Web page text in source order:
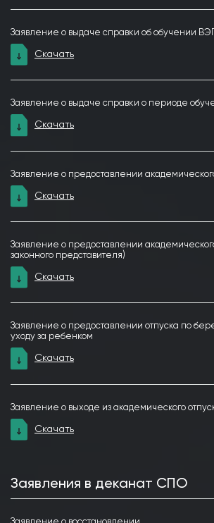
Заявление о выдаче справки об обучении
Скачать
Заявление о выдаче справки о периоде
Скачать
Заявление о предоставлении
Скачать
Заявление о предоставлении
законного представителя)
Скачать
Заявление о предоставлении отпуска по
уходу за ребенком
Скачать
Заявление о выходе из академического
Скачать
Заявления в деканат СПО